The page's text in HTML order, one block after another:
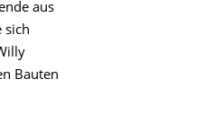
aus
sich
Bauten